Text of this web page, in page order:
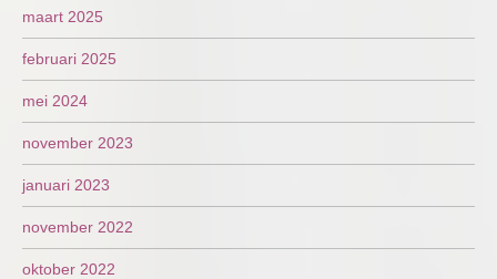
maart 2025
februari 2025
mei 2024
november 2023
januari 2023
november 2022
oktober 2022